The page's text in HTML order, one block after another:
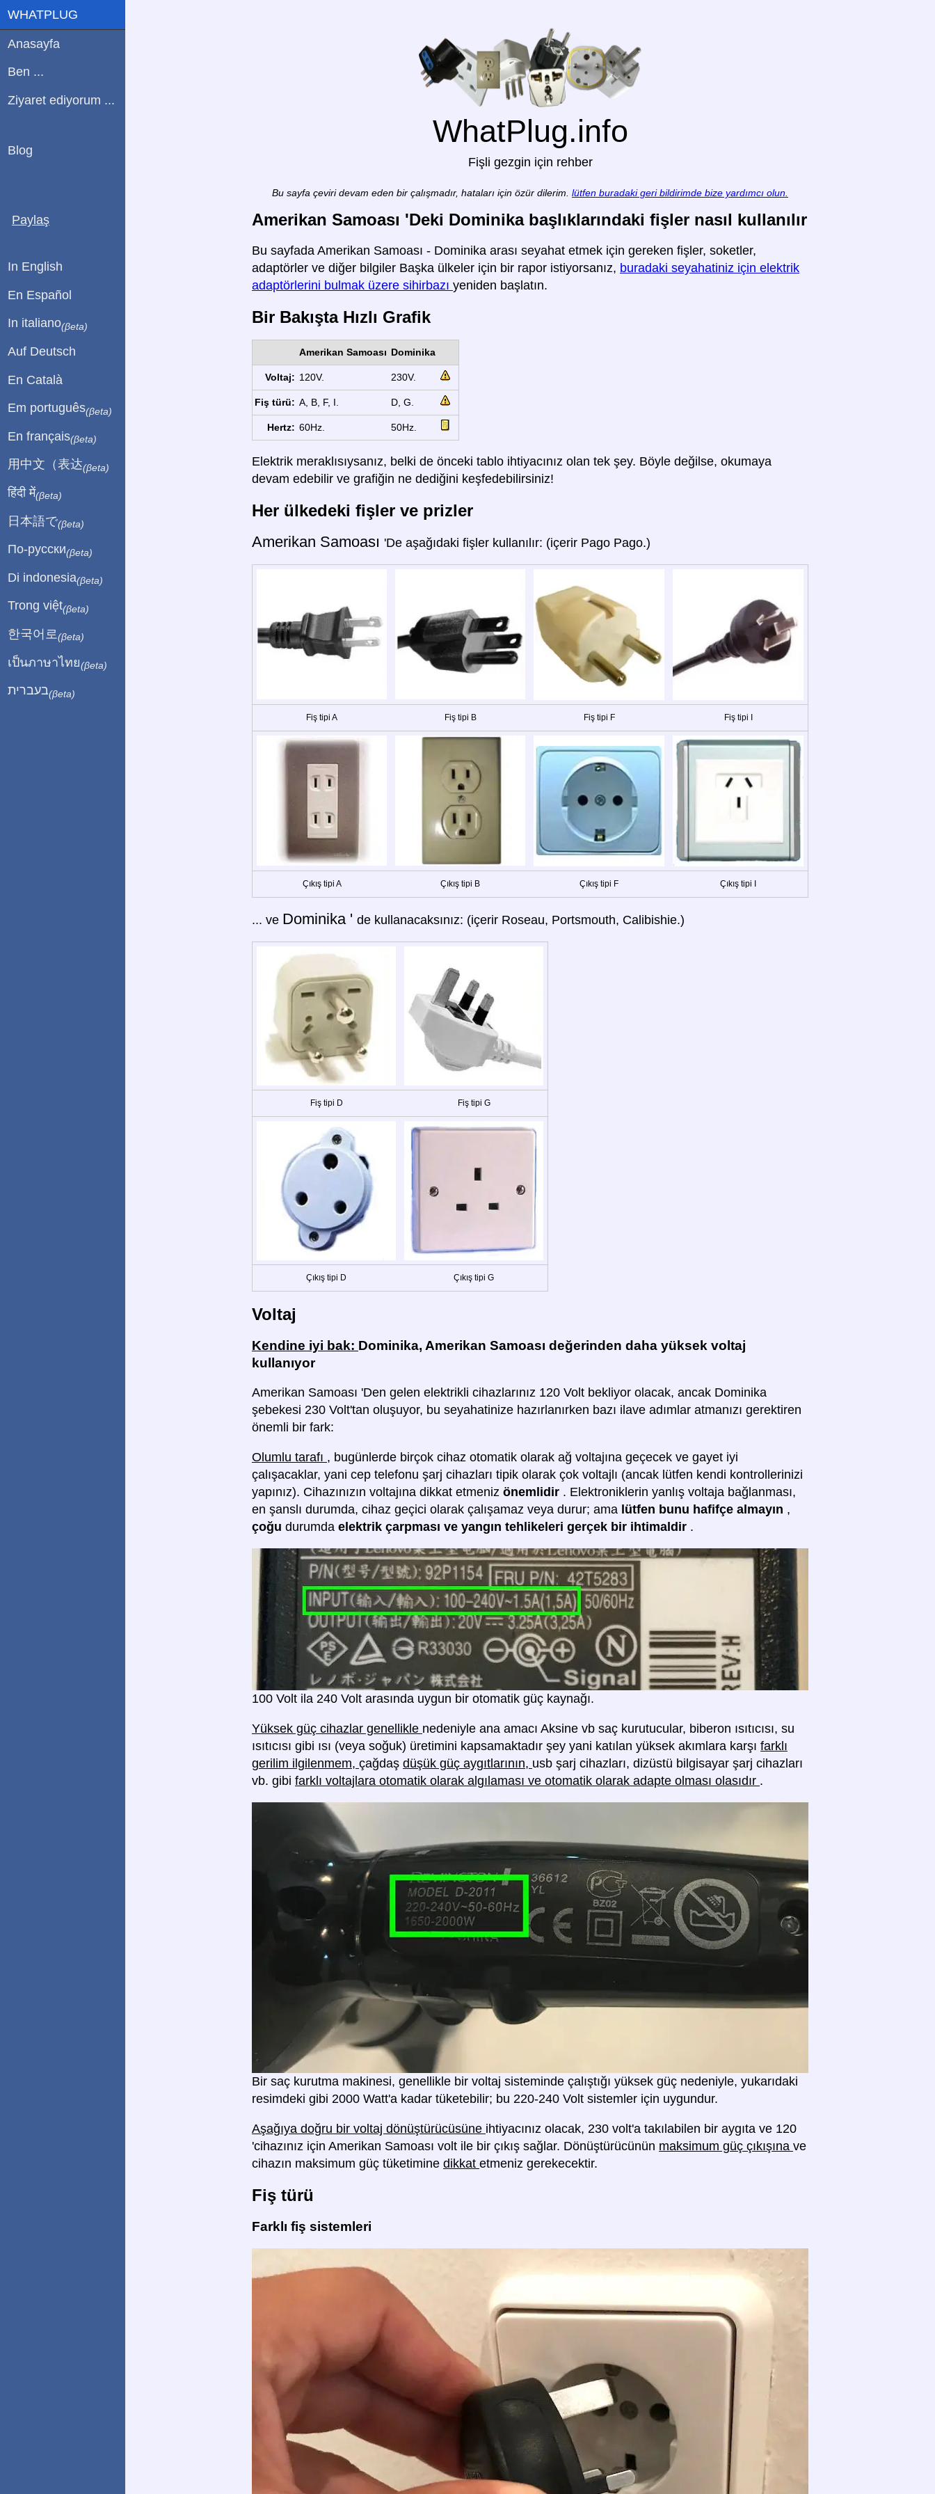
WhatPlug.info
Fişli gezgin için rehber
Bu sayfa çeviri devam eden bir çalışmadır, hataları için özür dilerim. lütfen buradaki geri bildirimde bize yardımcı olun.
Amerikan Samoası 'Deki Dominika başlıklarındaki fişler nasıl kullanılır
Bu sayfada Amerikan Samoası - Dominika arası seyahat etmek için gereken fişler, soketler,
adaptörler ve diğer bilgiler Başka ülkeler için bir rapor istiyorsanız, buradaki seyahatiniz için elektrik
adaptörlerini bulmak üzere sihirbazı yeniden başlatın.
Bir Bakışta Hızlı Grafik
Amerikan Samoası Dominika
Voltaj: 120V. 230V.
Fiş türü: A, B, F, I. D, G.
Hertz: 60Hz. 50Hz.
Elektrik meraklısıysanız, belki de önceki tablo ihtiyacınız olan tek şey. Böyle değilse, okumaya
devam edebilir ve grafiğin ne dediğini keşfedebilirsiniz!
Her ülkedeki fişler ve prizler
Amerikan Samoası 'De aşağıdaki fişler kullanılır: (içerir Pago Pago.)
Fiş tipi A Fiş tipi B Fiş tipi F Fiş tipi I
Çıkış tipi A Çıkış tipi B Çıkış tipi F Çıkış tipi I
... ve Dominika ' de kullanacaksınız: (içerir Roseau, Portsmouth, Calibishie.)
Fiş tipi D Fiş tipi G
Çıkış tipi D Çıkış tipi G
Voltaj
Kendine iyi bak: Dominika, Amerikan Samoası değerinden daha yüksek voltaj
kullanıyor
Amerikan Samoası 'Den gelen elektrikli cihazlarınız 120 Volt bekliyor olacak, ancak Dominika
şebekesi 230 Volt'tan oluşuyor, bu seyahatinize hazırlanırken bazı ilave adımlar atmanızı gerektiren
önemli bir fark:
Olumlu tarafı , bugünlerde birçok cihaz otomatik olarak ağ voltajına geçecek ve gayet iyi
çalışacaklar, yani cep telefonu şarj cihazları tipik olarak çok voltajlı (ancak lütfen kendi kontrollerinizi
yapınız). Cihazınızın voltajına dikkat etmeniz önemlidir . Elektroniklerin yanlış voltaja bağlanması,
en şanslı durumda, cihaz geçici olarak çalışamaz veya durur; ama lütfen bunu hafifçe almayın ,
çoğu durumda elektrik çarpması ve yangın tehlikeleri gerçek bir ihtimaldir .
100 Volt ila 240 Volt arasında uygun bir otomatik güç kaynağı.
Yüksek güç cihazlar genellikle nedeniyle ana amacı Aksine vb saç kurutucular, biberon ısıtıcısı, su
ısıtıcısı gibi ısı (veya soğuk) üretimini kapsamaktadır şey yani katılan yüksek akımlara karşı farklı
gerilim ilgilenmem, çağdaş düşük güç aygıtlarının, usb şarj cihazları, dizüstü bilgisayar şarj cihazları
vb. gibi farklı voltajlara otomatik olarak algılaması ve otomatik olarak adapte olması olasıdır .
Bir saç kurutma makinesi, genellikle bir voltaj sisteminde çalıştığı yüksek güç nedeniyle, yukarıdaki
resimdeki gibi 2000 Watt'a kadar tüketebilir; bu 220-240 Volt sistemler için uygundur.
Aşağıya doğru bir voltaj dönüştürücüsüne ihtiyacınız olacak, 230 volt'a takılabilen bir aygıta ve 120
'cihazınız için Amerikan Samoası volt ile bir çıkış sağlar. Dönüştürücünün maksimum güç çıkışına ve
cihazın maksimum güç tüketimine dikkat etmeniz gerekecektir.
Fiş türü
Farklı fiş sistemleri
WHATPLUG
Anasayfa
Ben ...
Ziyaret ediyorum ...
Blog
Paylaş
In English
En Español
In italiano(βeta)
Auf Deutsch
En Català
Em português(βeta)
En français(βeta)
用中文（表达(βeta)
हिंदी में(βeta)
日本語で(βeta)
По-русски(βeta)
Di indonesia(βeta)
Trong việt(βeta)
한국어로 (βeta)
เป็นภาษาไทย(βeta)
בעברית(βeta)